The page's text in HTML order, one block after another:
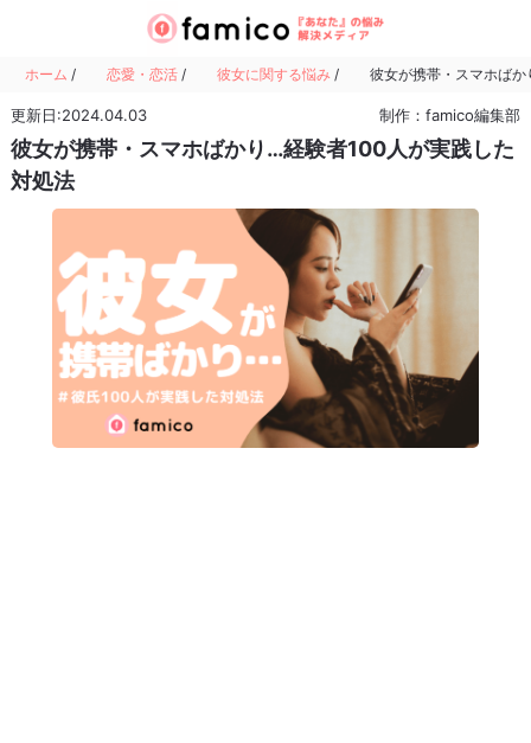
ホーム / 恋愛・恋活 / 彼女に関する悩み / 彼女が携帯・スマホば
更新日:2024.04.03 制作：famico編集部
彼女が携帯・スマホばかり…経験者100人が実践した
対処法